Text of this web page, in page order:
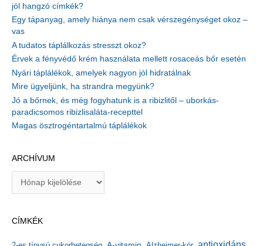
jól hangzó címkék?
Egy tápanyag, amely hiánya nem csak vérszegénységet okoz –
vas
A tudatos táplálkozás stresszt okoz?
Érvek a fényvédő krém használata mellett rosaceás bőr esetén
Nyári táplálékok, amelyek nagyon jól hidratálnak
Mire ügyeljünk, ha strandra megyünk?
Jó a bőrnek, és még fogyhatunk is a ribizlitől – uborkás-
paradicsomos ribizlisaláta-recepttel
Magas ösztrogéntartalmú táplálékok
ARCHÍVUM
íCÍMKÉK